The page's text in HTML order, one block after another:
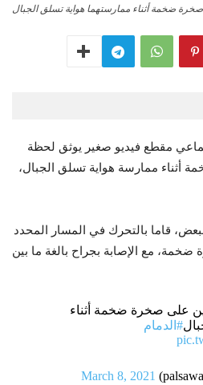
ضخمة أثناء ممارستهما هواية تسلق الجبال
مقطع فيديو صغير يوثق لحظة
ممارسة هواية تسلق الجبال،
قاما بالتحرك في المسار المحدد
مع الإصابة بجراح بالغة ما بين
على صخرة ضخمة أثناء
#الدمام
March 8, 2021